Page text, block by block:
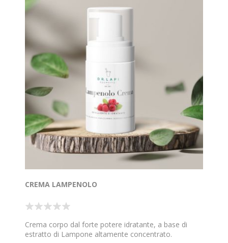
CREMA LAMPENOLO
Crema corpo dal forte potere idratante, a base di
estratto di Lampone altamente concentrato.